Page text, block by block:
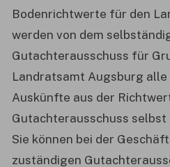
Bodenrichtwerte für den
werden von dem
Gutachterausschuss für
Landratsamt Augsburg
Auskünfte aus der
Gutachterausschuss selbst
Sie können bei der
zuständigen